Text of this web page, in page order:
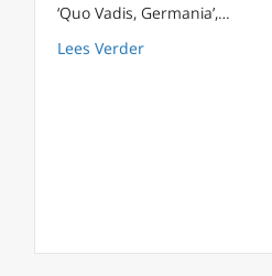
– Michael Warsaw Uitgever
‘Quo Vadis, Germania’,…
Lees Verderabout Kardinaal